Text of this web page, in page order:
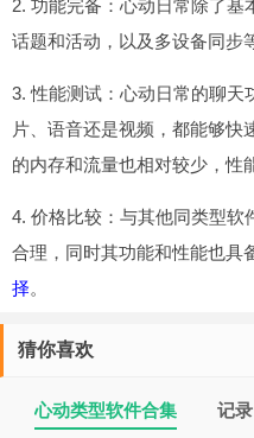
2. 功能完备：心动日常除了基
话题和活动，以及多设备同步
3. 性能测试：心动日常的聊天
片、语音还是视频，都能够快
的内存和流量也相对较少，性
4. 价格比较：与其他同类型软
合理，同时其功能和性能也具
择。
猜你喜欢
心动类型软件合集
记